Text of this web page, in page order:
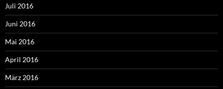
Juli 2016
Juni 2016
Mai 2016
April 2016
März 2016